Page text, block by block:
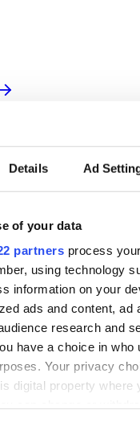
Details Ad
of your data
partners process
using technology
information on your
ads and content, ad
research and
have a choice in who
Your privacy
digital property where
icon.
Groothandel Overzicht
en verhoog de